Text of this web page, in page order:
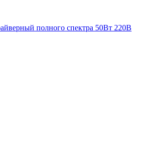
полного спектра 50Вт 220В